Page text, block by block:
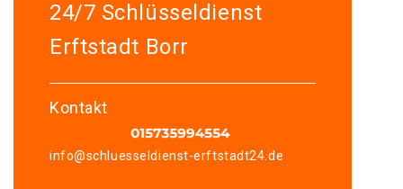
24/7 Schlüsseldienst
Erftstadt Borr
Kontakt
info@schluesseldienst-erftstadt24.de